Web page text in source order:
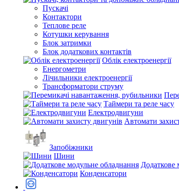
Пускачі
Контактори
Теплове реле
Котушки керування
Блок затримки
Блок додаткових контактів
Облік електроенергії
Енергометри
Лічильники електроенергії
Трансформатори струму
Таймери та реле часу
Електродвигуни
Автомати
Запобіжники
Шини
Додаткове
Конденсатори